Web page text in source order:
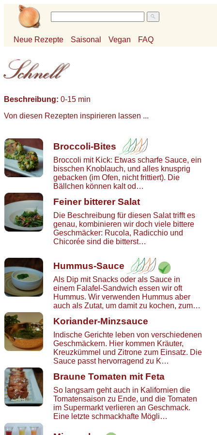
Neue Rezepte Saisonal Vegan FAQ
Beschreibung: 0-15 min
Von diesen Rezepten inspirieren lassen ...
Broccoli-Bites
Broccoli mit Kick: Etwas scharfe Sauce, ein
bisschen Knoblauch, und alles knusprig
gebacken (im Ofen, nicht frittiert). Die
Bällchen können kalt od…
Feiner bitterer Salat
Die Beschreibung für diesen Salat trifft es
genau, kombinieren wir doch viele bittere
Geschmäcker: Rucola, Radicchio und
Chicorée sind die bitterst…
Hummus-Sauce
Als Dip mit Snacks oder als Sauce in
einem Falafel-Sandwich essen wir oft
Hummus. Wir verwenden Hummus aber
auch als Zutat, um damit zu kochen, zum…
Koriander-Minzsauce
Indische Gerichte leben von verschiedenen
Geschmäckern. Hier kommen Kräuter,
Kreuzkümmel und Zitrone zum Einsatz. Die
Sauce passt hervorragend zu K…
Braune Tomaten mit Feta
So langsam geht auch in Kalifornien die
Tomatensaison zu Ende, und die Tomaten
im Supermarkt verlieren an Geschmack.
Eine letzte schmackhafte Mögli…